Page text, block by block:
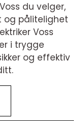
du velger,
og pålitelighet
Voss
i trygge
og effektiv